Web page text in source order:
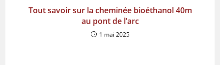
Tout savoir sur la cheminée bioéthanol 40m
au pont de l’arc
1 mai 2025